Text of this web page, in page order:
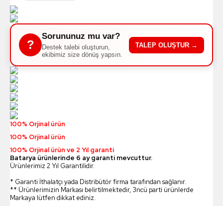
?
Sorununuz mu var?
Destek talebi oluşturun,
ekibimiz size dönüş yapsın.
TALEP OLUŞTUR →
100% Orjinal ürün
100% Orjinal ürün
100% Orjinal ürün ve 2 Yıl garanti
Batarya ürünlerinde 6 ay garanti mevcuttur.
Ürünlerimiz 2 Yıl Garantilidir.
* Garanti İthalatçı yada Distribütör firma tarafından sağlanır.
** Ürünlerimizin Markası belirtilmektedir, 3ncü parti ürünlerde
Markaya lütfen dikkat ediniz.